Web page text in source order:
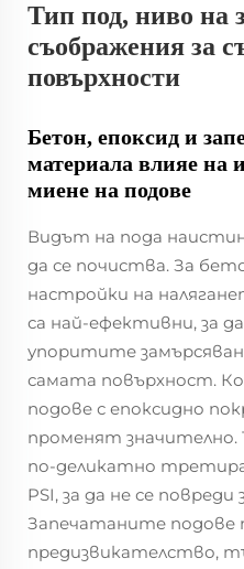
Тип под, ниво на
съображения за
повърхности
Бетон, епоксид и
материала влияе на
миене на подове
Видът на пода
да се почиства. За
настройки на
са най-ефективни, за
упоритите
самата повърхност.
подове с епоксидно
променят значително.
по-деликатно
PSI, за да не се
Запечатаните подове
предизвикателство,